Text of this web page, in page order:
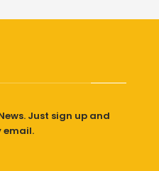
Just sign up and
email.